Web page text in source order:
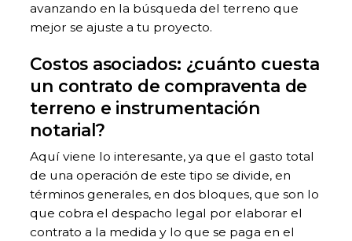
avanzando en la búsqueda del terreno que
mejor se ajuste a tu proyecto.
Costos asociados: ¿cuánto cuesta
un contrato de compraventa de
terreno e instrumentación
notarial?
Aquí viene lo interesante, ya que el gasto total
de una operación de este tipo se divide, en
términos generales, en dos bloques, que son lo
que cobra el despacho legal por elaborar el
contrato a la medida y lo que se paga en el